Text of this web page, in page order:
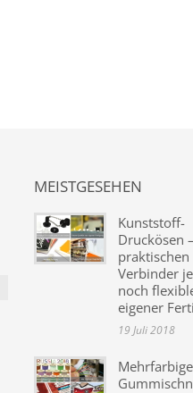
MEISTGESEHEN
Kunststoff-
Druckösen
praktischen
Verbinder
noch
eigener
19 Juli 2018
Mehrfarbige